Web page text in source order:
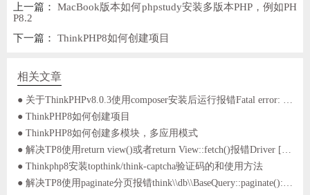
上一篇：MacBook版本如何phpstudy安装多版本PHP，例如PH
P8.2
下一篇：ThinkPHP8如何创建项目
相关文章
● 关于ThinkPHPv8.0.3使用composer安装后运行报错Fatal error: Uncaught Error: Class "think\App" not found in
● ThinkPHP8如何创建项目
● ThinkPHP8如何创建多模块，多应用模式
● 解决TP8使用return view()或者return View::fetch()报错Driver [Think] not supported.问题
● Thinkphp8安装topthink/think-captcha验证码的和使用方法
● 解决TP8使用paginate分页报错think\\db\\BaseQuery::paginate(): Argument #1 ($listRows) must be of type array|int|null, string given, called in问题